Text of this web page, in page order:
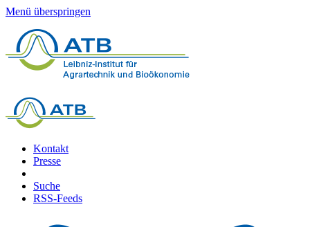
Menü überspringen
Kontakt
Presse
Suche
RSS-Feeds